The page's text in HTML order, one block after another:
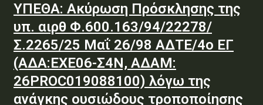
ΥΠΕΘΑ: Ακύρωση Πρόσκλησης της
υπ. αιρθ Φ.600.163/94/22278/
Σ.2265/25 Μαΐ 26/98 ΑΔΤΕ/4ο ΕΓ
(ΑΔΑ:ΕΧΕ06-Σ4Ν, ΑΔΑΜ:
26PROC019088100) λόγω της
ανάγκης ουσιώδους τροποποίησης